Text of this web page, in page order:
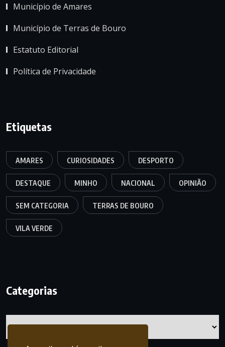
Município de Amares
Município de Terras de Bouro
Estatuto Editorial
Política de Privacidade
Etiquetas
AMARES CURIOSIDADES DESPORTO
DESTAQUE MINHO NACIONAL OPINIÃO
SEM CATEGORIA TERRAS DE BOURO
VILA VERDE
Categorias